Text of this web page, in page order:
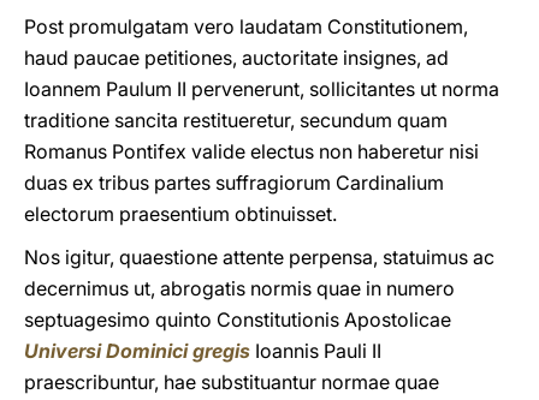
Post promulgatam vero laudatam Constitutionem,
haud paucae petitiones, auctoritate insignes, ad
Ioannem Paulum II pervenerunt, sollicitantes ut norma
traditione sancita restitueretur, secundum quam
Romanus Pontifex valide electus non haberetur nisi
duas ex tribus partes suffragiorum Cardinalium
electorum praesentium obtinuisset.
Nos igitur, quaestione attente perpensa, statuimus ac
decernimus ut, abrogatis normis quae in numero
septuagesimo quinto Constitutionis Apostolicae
Universi Dominici gregis Ioannis Pauli II
praescribuntur, hae substituantur normae quae